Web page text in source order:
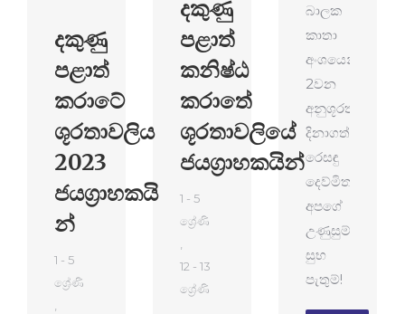
බාලක
කාතා
අංශයෙන්
2වන
අනුශූරතාව
දිනාගත්
රෙසඳු
දෙව්මිතට
අපගේ
උණුසුම්
සුභ
පැතුම්!
දකුණු
පළාත්
කනිෂ්ඨ
කරාතේ
ශූරතාවලියේ
ජයග්‍රාහකයින්
1 - 5
ශ්‍රේණි
12 - 13
ශ්‍රේණි
දකුණු
පළාත්
කරාටේ
ශූරතාවලිය
2023
ජයග්‍රාහකයි​
න්
1 - 5
ශ්‍රේණි